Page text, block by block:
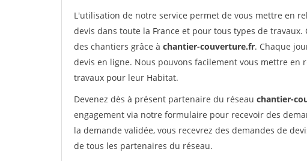
L'utilisation de notre service permet de vous mettre en
devis dans toute la France et pour tous types de
des chantiers grâce à chantier-couverture.fr. Chaque
devis en ligne. Nous pouvons facilement vous mettre en
travaux pour leur Habitat.
Devenez dès à présent partenaire du réseau chantier-
engagement via notre formulaire pour recevoir des
la demande validée, vous recevrez des demandes de
de tous les partenaires du réseau.